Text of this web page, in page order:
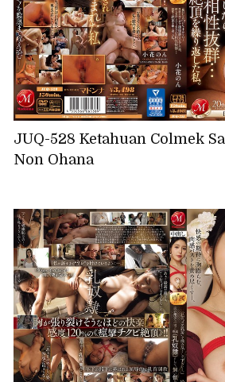
JUQ-528 Ketahuan Colmek
Non Ohana